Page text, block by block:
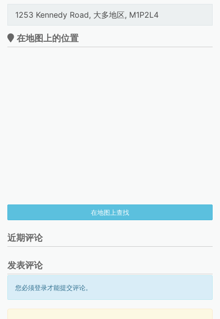
1253 Kennedy Road, 大多地区, M1P2L4
在地图上的位置
在地图上查找
近期评论
发表评论
您必须登录才能提交评论。